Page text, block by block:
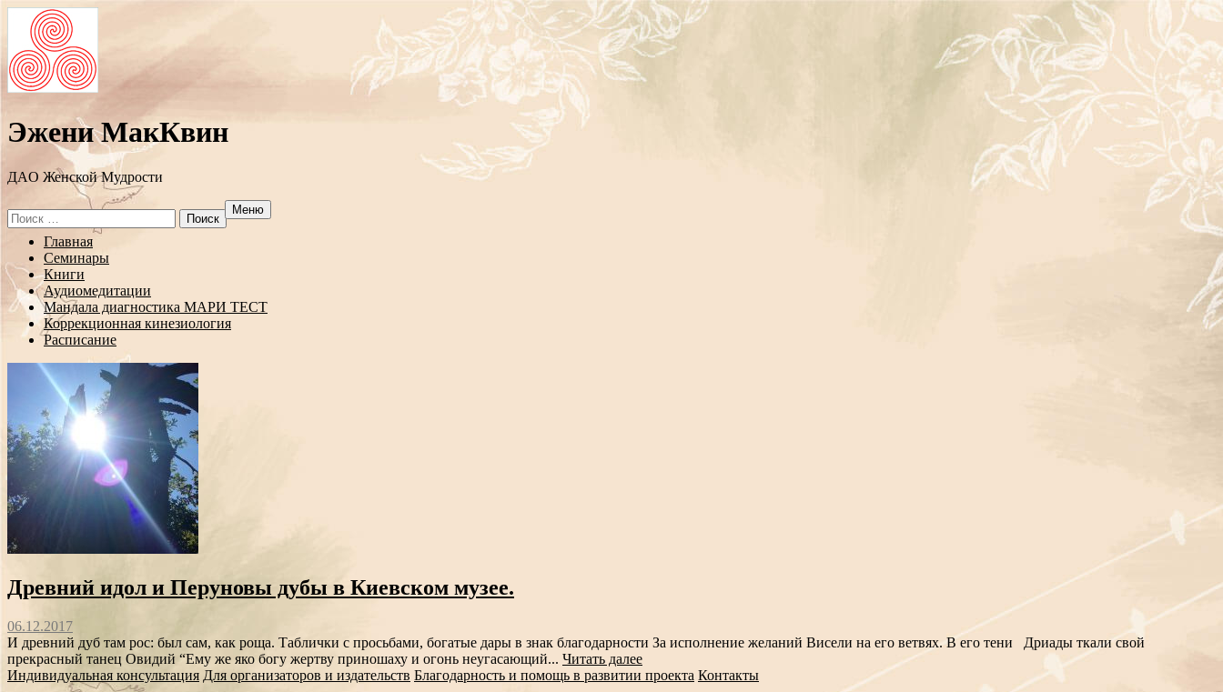
Эжени МакКвин
ДAO Женской Мудрости
Search
for:
Меню
Перейти
содержанию
Главная
Семинары
Книги
Аудиомедитации
Мандала диагностика МАРИ ТЕСТ
Коррекционная кинезиология
Расписание
Древний идол и Перуновы дубы в Киевском музее.
06.12.2017
И древний дуб там рос: был сам, как роща. Таблички с просьбами, богатые дары в знак благодарности За исполнение желаний Висели на его ветвях. В его тени Дриады ткали свой
прекрасный танец Овидий “Ему же яко богу жертву приношаху и огонь неугасающий... Читать далее
Индивидуальная консультация Для организаторов и издательств Благодарность и помощь в развитии проекта Контакты